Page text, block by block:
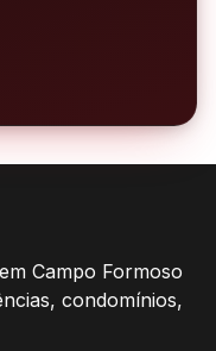
Campo Formoso
condomínios,